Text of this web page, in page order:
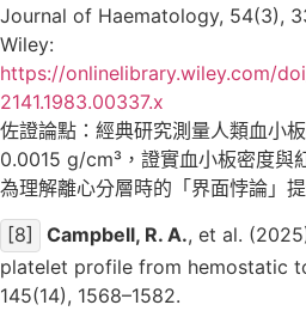
Journal of Haematology, 54(3),
Wiley:
https://onlinelibrary.wiley.com/
2141.1983.00337.x
佐證論點：經典研究測量人類血小
0.0015 g/cm³，證實血小板密度與
為理解離心分層時的「界面悖論」
[8]
Campbell, R. A., et al.
platelet profile from hemostatic
145(14), 1568–1582.